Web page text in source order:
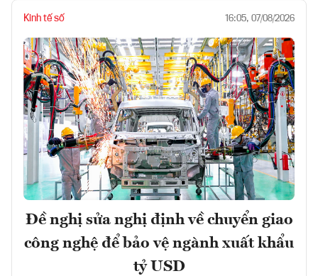
Kinh tế số 16:05, 07/08/2026
Đề nghị sửa nghị định về chuyển giao
công nghệ để bảo vệ ngành xuất khẩu
tỷ USD